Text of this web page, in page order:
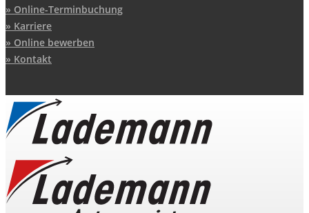
Online-Terminbuchung
Karriere
Online bewerben
Kontakt